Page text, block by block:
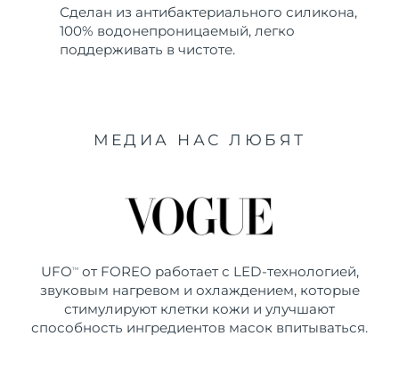
Сделан из антибактериального силикона,
100% водонепроницаемый, легко
поддерживать в чистоте.
МЕДИА НАС ЛЮБЯТ
UFO TMот FOREO работает с LED-технологией,
звуковым нагревом и охлаждением, которые
стимулируют клетки кожи и улучшают
способность ингредиентов масок впитываться.